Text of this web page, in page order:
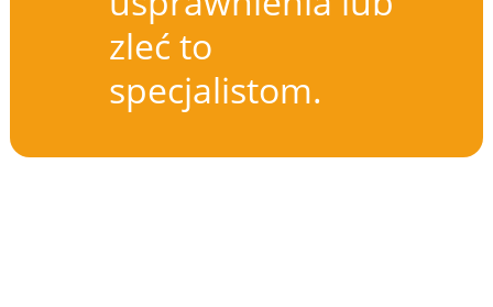
zleć to
specjalistom.